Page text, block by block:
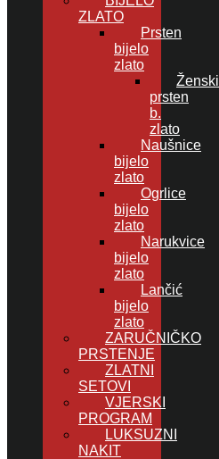
ZLATO
Prsten
bijelo
zlato
Ženski
prsten
b.
zlato
Naušnice
bijelo
zlato
Ogrlice
bijelo
zlato
Narukvice
bijelo
zlato
Lančić
bijelo
zlato
ZARUČNIČKO
PRSTENJE
ZLATNI
SETOVI
VJERSKI
PROGRAM
LUKSUZNI
NAKIT